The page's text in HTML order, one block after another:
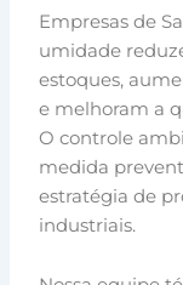
Empresas de
umidade
estoques,
e melhoram a
O controle
medida
estratégia de
industriais.